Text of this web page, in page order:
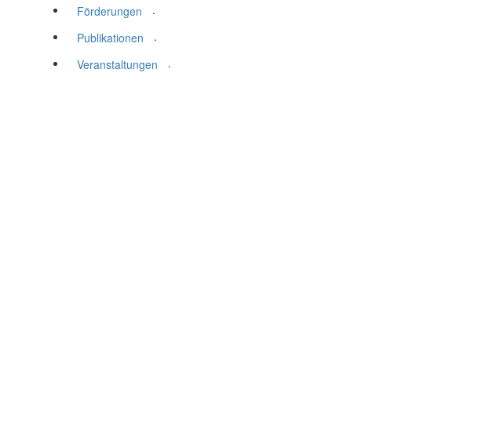
Förderungen
.
Publikationen
.
Veranstaltungen
.